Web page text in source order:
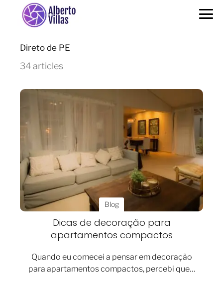
Direto de PE
34 articles
Blog
Dicas de decoração para
apartamentos compactos
Quando eu comecei a pensar em decoração
para apartamentos compactos, percebi que…